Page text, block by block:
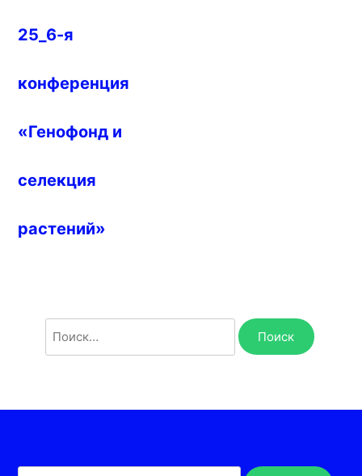
записям
25_6-я
конференция
«Генофонд и
селекция
растений»
Найти: